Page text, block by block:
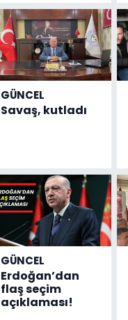
GÜNCEL
Savaş, kutladı
GÜNCEL
Erdoğan’dan
flaş seçim
açıklaması!